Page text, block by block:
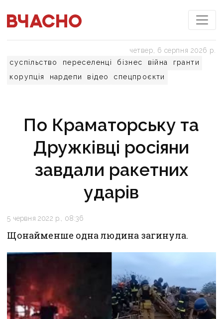
суспільство переселенці бізнес війна
гранти
корупція
нардепи відео спецпроєкти
четвер, 6 серпня 2026 р.
По Краматорську та
Дружківці росіяни
завдали ракетних
ударів
5 червня 2022 р., 08:36
Щонайменше одна людина загинула.